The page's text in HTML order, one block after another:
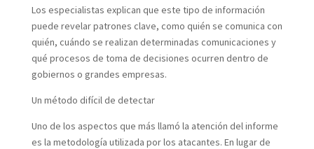
Los especialistas explican que este tipo de información
puede revelar patrones clave, como quién se comunica con
quién, cuándo se realizan determinadas comunicaciones y
qué procesos de toma de decisiones ocurren dentro de
gobiernos o grandes empresas.
Un método difícil de detectar
Uno de los aspectos que más llamó la atención del informe
es la metodología utilizada por los atacantes. En lugar de